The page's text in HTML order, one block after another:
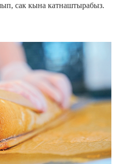
сак кына катнаштырабыз.